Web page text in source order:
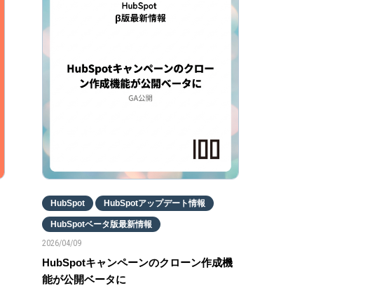
HubSpot HubSpotアップデート情報
HubSpotベータ版最新情報
2026/04/09
HubSpotキャンペーンのクローン作成機
能が公開ベータに